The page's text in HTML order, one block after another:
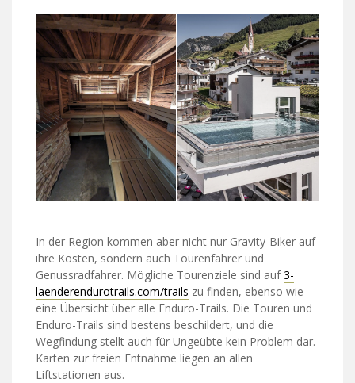
In der Region kommen aber nicht nur Gravity-Biker auf
ihre Kosten, sondern auch Tourenfahrer und
Genussradfahrer. Mögliche Tourenziele sind auf3-
laenderendurotrails.com/trails zu finden, ebenso wie
eine Übersicht über alle Enduro-Trails. Die Touren und
Enduro-Trails sind bestens beschildert, und die
Wegfindung stellt auch für Ungeübte kein Problem dar.
Karten zur freien Entnahme liegen an allen
Liftstationen aus.